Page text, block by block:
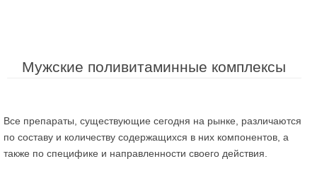
Мужские поливитаминные комплексы
Все препараты, существующие сегодня на рынке, различаются
по составу и количеству содержащихся в них компонентов, а
также по специфике и направленности своего действия.